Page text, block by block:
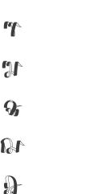
ฃ
ฆ
ฉ
ฌ
ฏ